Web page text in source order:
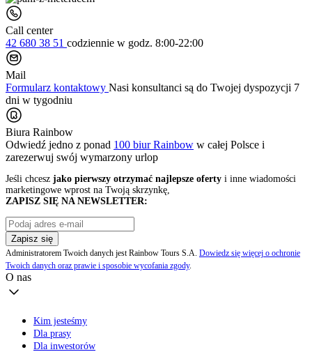
Call center
42 680 38 51 codziennie w godz. 8:00-22:00
Mail
Formularz kontaktowy Nasi konsultanci są do Twojej dyspozycji 7
dni w tygodniu
Biura Rainbow
Odwiedź jedno z ponad 100 biur Rainbow w całej Polsce i
zarezerwuj swój wymarzony urlop
Jeśli chcesz jako pierwszy otrzymać najlepsze oferty i inne wiadomości
marketingowe wprost na Twoją skrzynkę,
ZAPISZ SIĘ NA NEWSLETTER:
Zapisz się
Administratorem Twoich danych jest Rainbow Tours S.A. Dowiedz się więcej o ochronie
Twoich danych oraz prawie i sposobie wycofania zgody.
O nas
Kim jesteśmy
Dla prasy
Dla inwestorów